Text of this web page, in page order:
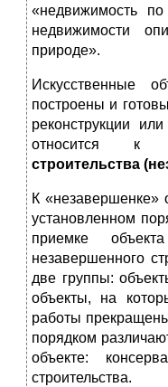
«недвижимость по
недвижимости
природе».
Искусственные
построены и
реконструкции
относится к
строительства
К «незавершенке»
установленном
приемке
незавершенного
две группы:
объекты, на
работы
порядком
объекте:
строительства.